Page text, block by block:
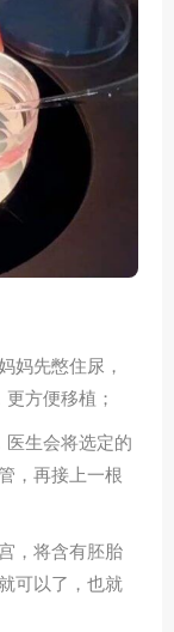
妈先憋住尿，
方便移植；
生会将选定的
，再接上一根
，将含有胚胎
可以了，也就